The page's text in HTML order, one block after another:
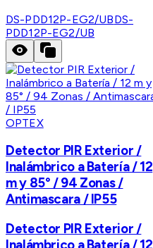
DS-PDD12P-EG2/UBDS-
PDD12P-EG2/UB
OPTEX
Detector PIR Exterior /
Inalámbrico a Batería / 12
m y 85° / 94 Zonas /
Antimascara / IP55
Detector PIR Exterior /